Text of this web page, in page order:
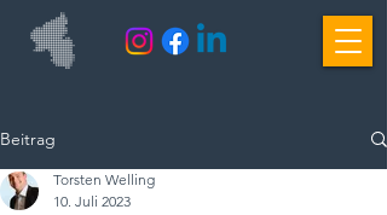
Beitrag
Torsten Welling
10. Juli 2023